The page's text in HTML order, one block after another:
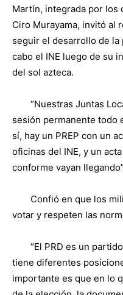
Martín, integrada por los
Ciro Murayama, invitó al
seguir el desarrollo de
cabo el INE luego de su
del sol azteca.
“Nuestras Juntas
sesión permanente todo
sí, hay un PREP con un
oficinas del INE, y un
conforme vayan
Confió en que los
votar y respeten las
“El PRD es un
tiene diferentes
importante es que en lo